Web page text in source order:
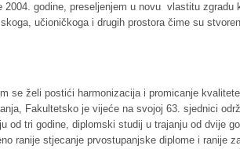
godine, preseljenjem u novu vlastitu
učioničkoga i drugih prostora čime su
se želi postići harmonizacija i promicanje
Fakultetsko je vijeće na svojoj 63. sjednici
od tri godine, diplomski studij u trajanju od dvije
ranije stjecanje prvostupanjske diplome i ranije